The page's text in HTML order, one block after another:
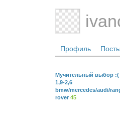
Профиль
Мучительный выбор :(
1,9-2,6
bmw/mercedes/audi/
rover 45